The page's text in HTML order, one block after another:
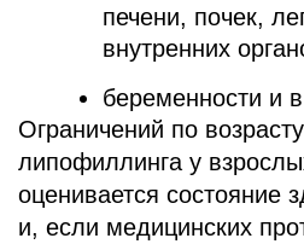
печени, почек,
внутренних
беременности и
Ограничений по
липофиллинга у
оценивается состояние
и, если медицинских